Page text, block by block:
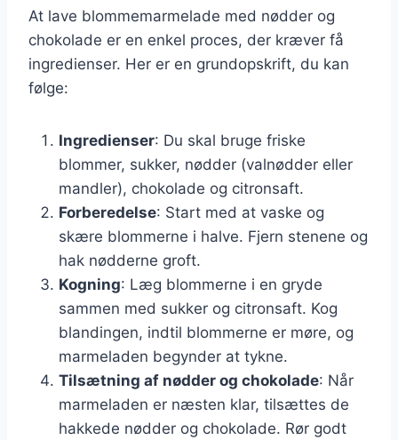
At lave blommemarmelade med nødder og
chokolade er en enkel proces, der kræver få
ingredienser. Her er en grundopskrift, du kan
følge:
Ingredienser: Du skal bruge friske
blommer, sukker, nødder (valnødder eller
mandler), chokolade og citronsaft.
Forberedelse: Start med at vaske og
skære blommerne i halve. Fjern stenene og
hak nødderne groft.
Kogning: Læg blommerne i en gryde
sammen med sukker og citronsaft. Kog
blandingen, indtil blommerne er møre, og
marmeladen begynder at tykne.
Tilsætning af nødder og chokolade: Når
marmeladen er næsten klar, tilsættes de
hakkede nødder og chokolade. Rør godt